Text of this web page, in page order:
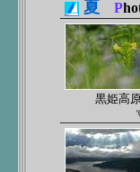
夏 P
黒姫高